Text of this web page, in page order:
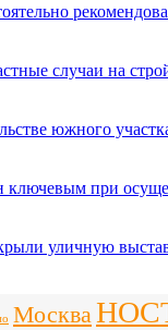
случаи на
южного
ключевым при
уличную
Москва